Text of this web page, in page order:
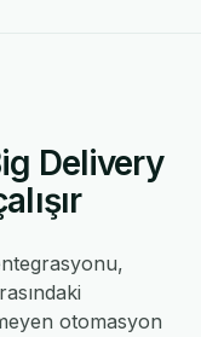
Delivery
otomasyon